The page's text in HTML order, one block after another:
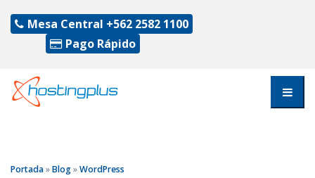
Mesa Central +562 2582 1100
Pago Rápido
Portada»Blog»WordPress